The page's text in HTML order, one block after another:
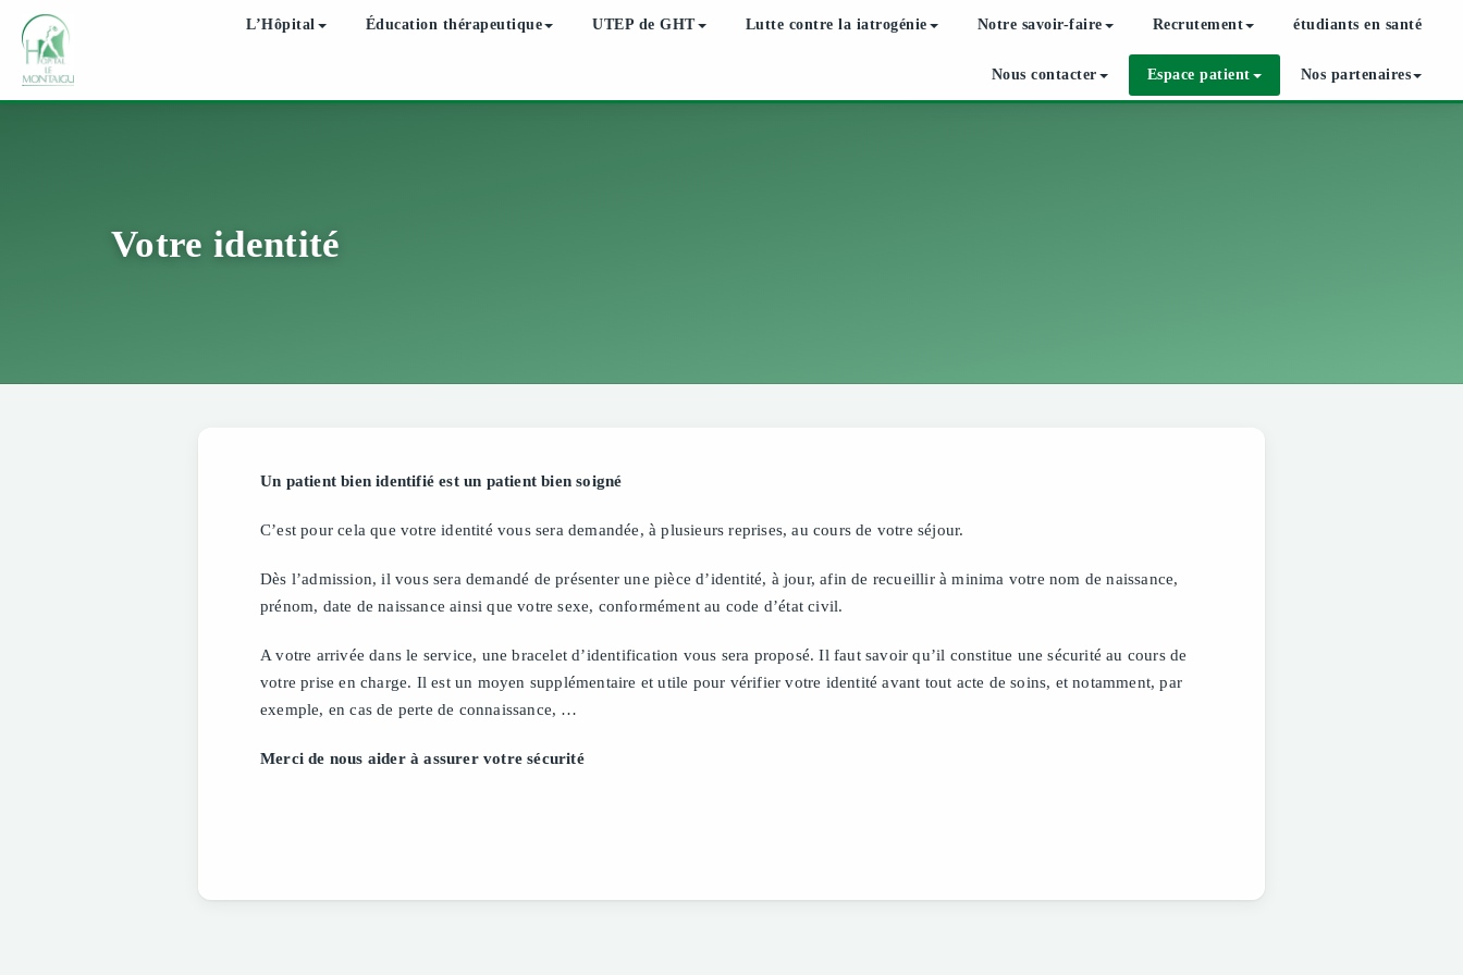
L’Hôpital Éducation thérapeutique UTEP de GHT Lutte contre la iatrogénie Notre savoir-faire Recrutement étudiants en santé
Nous contacter Espace patient Nos partenaires
Votre identité
Un patient bien identifié est un patient bien soigné
C’est pour cela que votre identité vous sera demandée, à plusieurs reprises, au cours de votre séjour.
Dès l’admission, il vous sera demandé de présenter une pièce d’identité, à jour, afin de recueillir à minima votre nom de naissance,
prénom, date de naissance ainsi que votre sexe, conformément au code d’état civil.
A votre arrivée dans le service, une bracelet d’identification vous sera proposé. Il faut savoir qu’il constitue une sécurité au cours de
votre prise en charge. Il est un moyen supplémentaire et utile pour vérifier votre identité avant tout acte de soins, et notamment, par
exemple, en cas de perte de connaissance, …
Merci de nous aider à assurer votre sécurité